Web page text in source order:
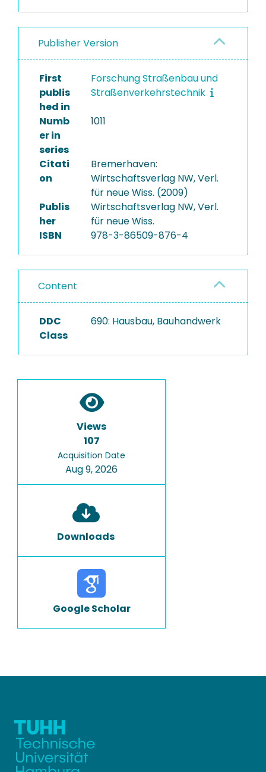
Publisher Version
First
publis
hed in
Forschung Straßenbau und
Straßenverkehrstechnik
Numb
er in
series
1011
Citati
on
Bremerhaven:
Wirtschaftsverlag NW, Verl.
für neue Wiss. (2009)
Publis
her
Wirtschaftsverlag NW, Verl.
für neue Wiss.
ISBN
978-3-86509-876-4
Content
DDC
Class
690: Hausbau, Bauhandwerk
Views
107
Acquisition Date
Aug 9, 2026
Downloads
Google Scholar